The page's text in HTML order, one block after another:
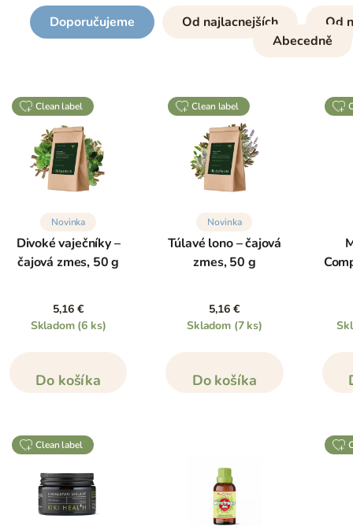
Doporučujeme Od najlacnejších
Od
Abecedně
clean label
Novinka
Divoké vaječníky –
čajová zmes, 50 g
5,16 €
Skladom (6 ks)
Do košíka
clean label
Novinka
Túlavé lono – čajová
zmes, 50 g
5,16 €
Skladom (7 ks)
Do košíka
clean label